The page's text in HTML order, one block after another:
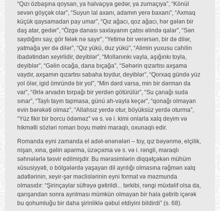
“Qızı özbaşına qoysan, ya halvaçıya gedər, ya zurnaçıya”, “Könül
sevən göyçək olar”, “Suyun lal axanı, adamın yerə baxanı”, “Axmaq
küçük qaysamadan pay umar”, “Qız ağacı, qoz ağacı, hər gələn bir
daş atar, gedər”, “Özgə danası saxlayanın çatısı əlində qalar”, “Sən
saydığını say, gör fələk nə sayır”, “Yetimə bir verərsən, bir də dilər,
yatmağa yer də dilər”, “Qız yükü, duz yükü”, “Alimin yuxusu cahilin
ibadətindən xeyirlidir, deyiblər”, “Mollanınkı vayla, aşığınkı toyla,
deyiblər”, “Gəlin ocağa, dana bıçağa”, “Səhərin qızartısı axşama
vaydır, axşamın qızartısı sabaha toydur, deyiblər”, “Qorxaq gündə yüz
yol ölər, igid ömründə bir yol”, “Min dərd varsa, min bir dərman da
var”, “Ərlə arvadın torpağı bir yerdən götürülür”, “Su çanağı suda
sınar”, “Taylı tayın tapmasa, günü ah-vayla keçər”, “qonağı olmayan
evin bərəkəti olmaz”, “Allahsız yerdə otur, böyüksüz yerdə oturma”,
“Yüz fikir bir borcu ödəməz” və s. və i. kimi onlarla xalq deyim və
hikmətli sözləri roman boyu mətni maraqlı, oxunaqlı edir.
Romanda eyni zamanda el adət-ənənələri – toy, qız bəyənmə, elçilik,
nişan, xına, gəlin aparma, üzəçıxma və s. və i. rəngli, maraqlı
səhnələrlə təsvir edilmişdir. Bu mərasimlərin diqqətçəkən mühüm
xüsusiyyəti, o bölgələrdə yaşayan dil ayrılığı olmasına rəğmən xalq
adətlərinin, xeyir-şər məclislərinin eyni format və məzmunda
olmasıdır: “Şirinçaylar süfrəyə gətirildi... tərkibi, rəngi müxtəlif olsa da,
qarışandan sonra ayrılması mümkün olmayan bir hala gətirib içərək
bu qohumluğu bir daha şirinliklə qəbul etdiyini bildirdi” (s. 68).